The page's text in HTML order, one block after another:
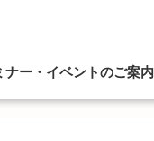
ナー・イベントのご案内